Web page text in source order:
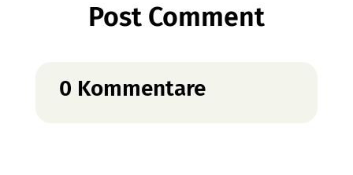
Post Comment
0 Kommentare